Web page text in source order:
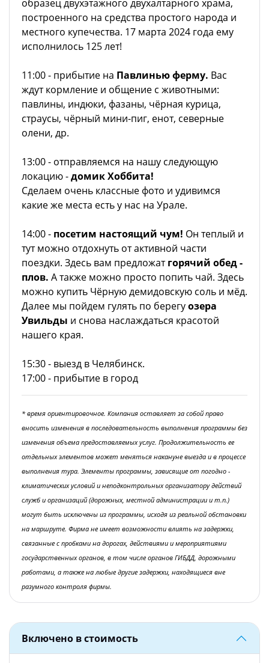
образец двухэтажного двухалтарного храма,
построенного на средства простого народа и
местного купечества. 17 марта 2024 года ему
исполнилось 125 лет!
11:00 - прибытие на Павлинью ферму. Вас
ждут кормление и общение с животными:
павлины, индюки, фазаны, чёрная курица,
страусы, чёрный мини-пиг, енот, северные
олени, др.
13:00 - отправляемся на нашу следующую
локацию -домик Хоббита!
Сделаем очень классные фото и удивимся
какие же места есть у нас на Урале.
14:00 - посетим настоящий чум! Он теплый и
тут можно отдохнуть от активной части
поездки. Здесь вам предложатгорячий обед -
плов. А также можно просто попить чай. Здесь
можно купить Чёрную демидовскую соль и мёд.
Далее мы пойдем гулять по берегуозера
Увильды и снова наслаждаться красотой
нашего края.
15:30 - выезд в Челябинск.
17:00 - прибытие в город
* время ориентировочное. Компания оставляет за собой право
вносить изменения в последовательность выполнения программы без
изменения объема предоставляемых услуг. Продолжительность ее
отдельных элементов может меняться накануне выезда и в процессе
выполнения тура. Элементы программы, зависящие от погодно -
климатических условий и неподконтрольных организатору действий
служб и организаций (дорожных, местной администрации и т.п.)
могут быть исключены из программы, исходя из реальной обстановки
на маршруте. Фирма не имеет возможности влиять на задержки,
связанные с пробками на дорогах, действиями и мероприятиями
государственных органов, в том числе органов ГИБДД, дорожными
работами, а также на любые другие задержки, находящиеся вне
разумного контроля фирмы.
Включено в стоимость